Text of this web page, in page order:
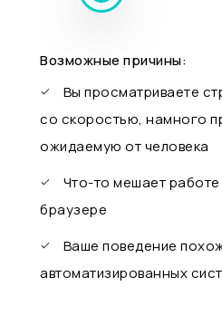
Возможные причины:
Вы просматриваете
со скоростью, намного
ожидаемую от человека
Что-то мешает
браузере
Ваше поведение
автоматизированных